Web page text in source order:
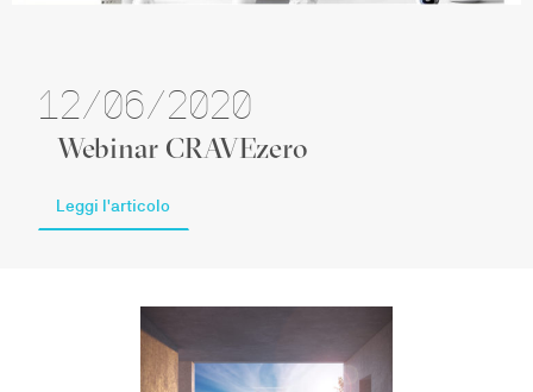
12/06/2020
Webinar CRAVEzero
Leggi l'articolo